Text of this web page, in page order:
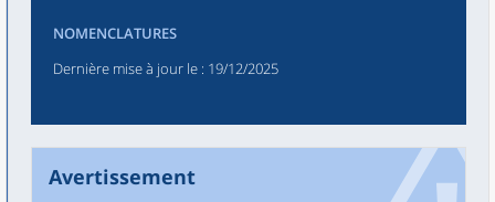
NOMENCLATURES
Dernière mise à jour le : 19/12/2025
Avertissement